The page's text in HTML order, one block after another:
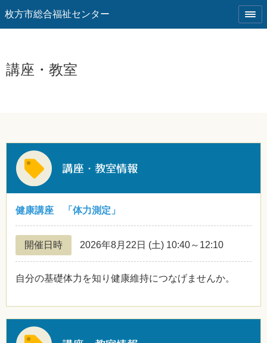
枚方市総合福祉センター
講座・教室
健康講座 「体力測定」
開催日時 2026年8月22日 (土) 10:40～12:10
自分の基礎体力を知り健康維持につなげませんか。